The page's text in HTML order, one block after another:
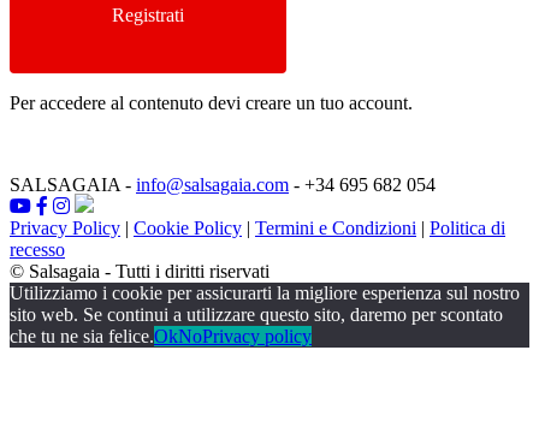
Registrati
Per accedere al contenuto devi creare un tuo account.
SALSAGAIA - info@salsagaia.com - +34 695 682 054
Privacy Policy | Cookie Policy | Termini e Condizioni | Politica di
recesso
© Salsagaia - Tutti i diritti riservati
Utilizziamo i cookie per assicurarti la migliore esperienza sul nostro
sito web. Se continui a utilizzare questo sito, daremo per scontato
che tu ne sia felice.OkNoPrivacy policy